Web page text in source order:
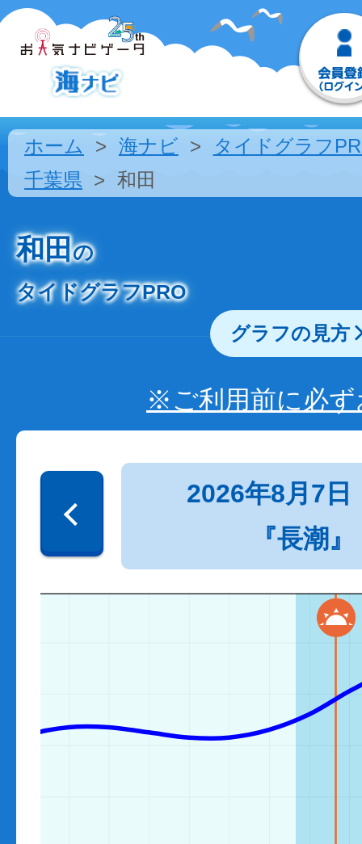
ホーム 海ナビ
タイドグラフ
千葉県
和田
和田の
タイドグラフPRO
グラフの見方
※ご利用前に必
2026年8月7日
『長潮』